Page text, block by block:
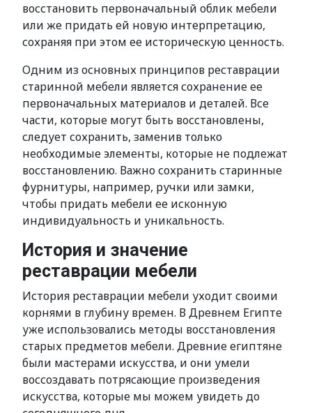
восстановить первоначальный облик мебели
или же придать ей новую интерпретацию,
сохраняя при этом ее историческую ценность.
Одним из основных принципов реставрации
старинной мебели является сохранение ее
первоначальных материалов и деталей. Все
части, которые могут быть восстановлены,
следует сохранить, заменив только
необходимые элементы, которые не подлежат
восстановлению. Важно сохранить старинные
фурнитуры, например, ручки или замки,
чтобы придать мебели ее исконную
индивидуальность и уникальность.
История и значение
реставрации мебели
История реставрации мебели уходит своими
корнями в глубину времен. В Древнем Египте
уже использовались методы восстановления
старых предметов мебели. Древние египтяне
были мастерами искусства, и они умели
воссоздавать потрясающие произведения
искусства, которые мы можем увидеть до